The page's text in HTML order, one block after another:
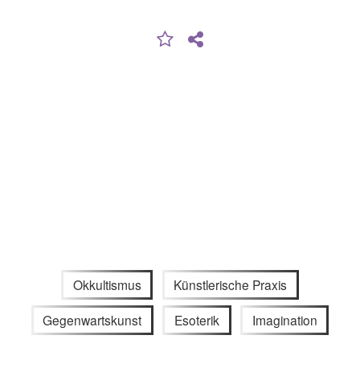
Okkultismus Künstlerische Praxis
Gegenwartskunst Esoterik Imagination